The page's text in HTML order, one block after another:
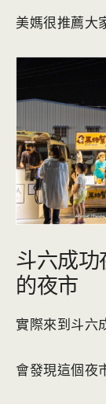
美媽很推薦大
斗六成
的夜市
實際來到斗六
會發現這個夜